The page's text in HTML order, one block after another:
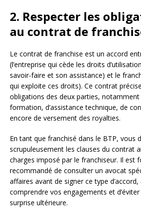
2. Respecter les
au contrat de
Le contrat de franchise est un accord
(l’entreprise qui cède les droits
savoir-faire et son assistance) et le
qui exploite ces droits). Ce contrat
obligations des deux parties,
formation, d’assistance technique, de
encore de versement des royalties.
En tant que franchisé dans le BTP, vous
scrupuleusement les clauses du contrat
charges imposé par le franchiseur. Il est
recommandé de consulter un avocat
affaires avant de signer ce type
comprendre vos engagements et
surprise ultérieure.